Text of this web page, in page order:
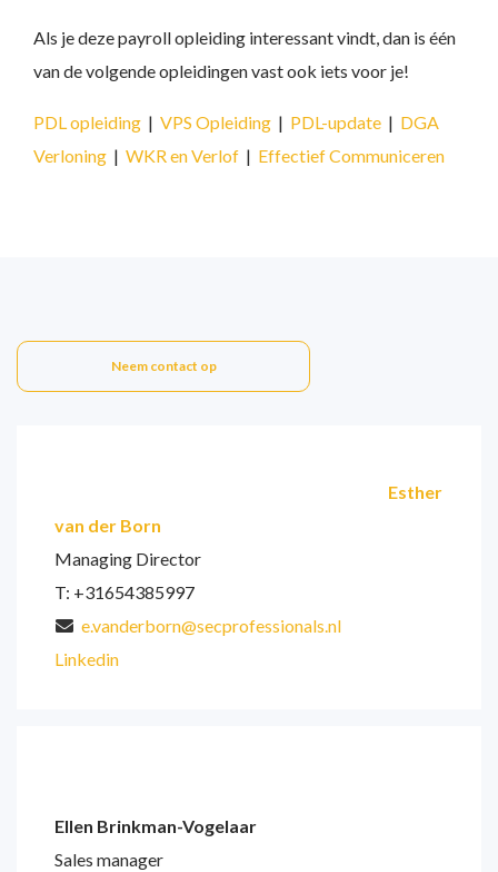
Als je deze payroll opleiding interessant vindt, dan is één
van de volgende opleidingen vast ook iets voor je!
PDL opleiding | VPS Opleiding | PDL-update | DGA
Verloning | WKR en Verlof | Effectief Communiceren
Neem contact op
Esther
van der Born
Managing Director
T: +31654385997
e.vanderborn@secprofessionals.nl
Linkedin
Ellen Brinkman-Vogelaar
Sales manager